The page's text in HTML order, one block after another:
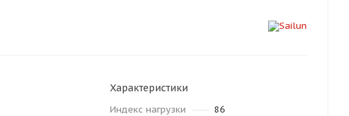
Характеристики
Индекс нагрузки
86